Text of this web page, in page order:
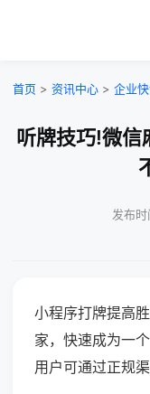
首页 > 资讯中心 > 企业
听牌技巧!微信
发布
小程序打牌提高
家，快速成为一
用户可通过正规渠